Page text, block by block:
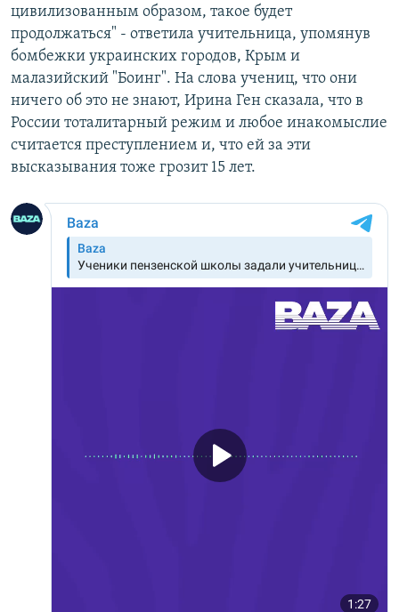
цивилизованным образом, такое будет
продолжаться" - ответила учительница, упомянув
бомбежки украинских городов, Крым и
малазийский "Боинг". На слова учениц, что они
ничего об это не знают, Ирина Ген сказала, что в
России тоталитарный режим и любое инакомыслие
считается преступлением и, что ей за эти
высказывания тоже грозит 15 лет.